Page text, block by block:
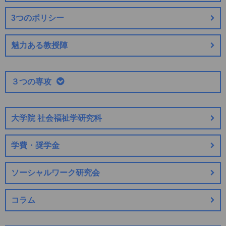
3つのポリシー
魅力ある教授陣
３つの専攻
大学院 社会福祉学研究科
学費・奨学金
ソーシャルワーク研究会
コラム